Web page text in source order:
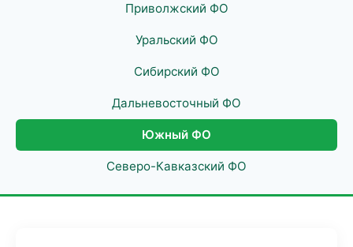
Приволжский ФО
Уральский ФО
Сибирский ФО
Дальневосточный ФО
Южный ФО
Северо-Кавказский ФО